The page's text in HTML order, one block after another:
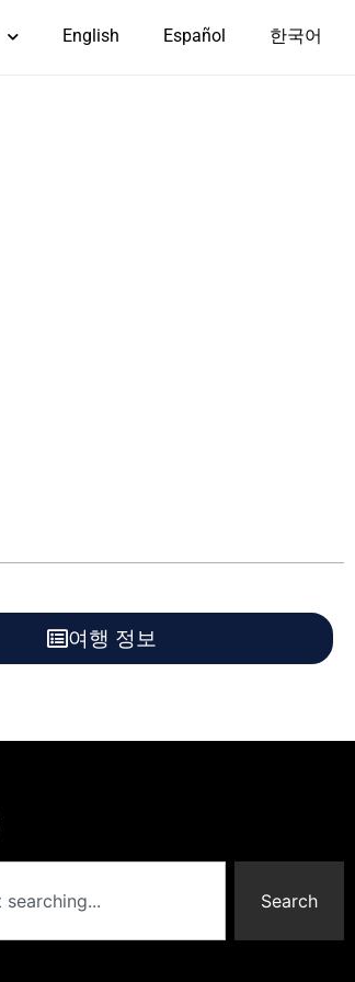
English Español 한국어
여행 정보
Search